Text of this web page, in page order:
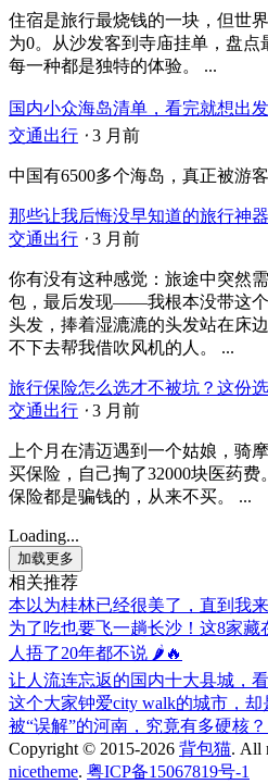
住宿是旅行最烧钱的一块，但世
为0。从沙发客到寺庙挂单，盘点
每一种都是独特的体验。 ...
国内小众海岛清单，看完就想出
交通出行 ⋅ 3 月前
中国有6500多个海岛，真正被游
那些让我后悔没早知道的旅行神
交通出行 ⋅ 3 月前
你有没有这种感觉：旅途中突然
包，最后发现——我根本没带这
头发，捧着湿漉漉的头发站在床
不下去帮我借吹风机的人。 ...
旅行保险怎么选才不被坑？这份
交通出行 ⋅ 3 月前
上个月在清迈遇到一个姑娘，骑
买保险，自己掏了32000块医药
保险都是骗钱的，从来不买。 ...
Loading...
加载更多
相关推荐
本以为桂林已经很美了，直到我来
为了吃也要飞一趟长沙！这8家
人捂了20年都不说 🌶️🔥
让人流连忘返的国内十大县城，
这个大家钟爱city walk的城市，
被“误解”的河南，究竟有多硬核？
Copyright © 2015-2026 背包猫. All
nicetheme. 粤ICP备15067819号-1